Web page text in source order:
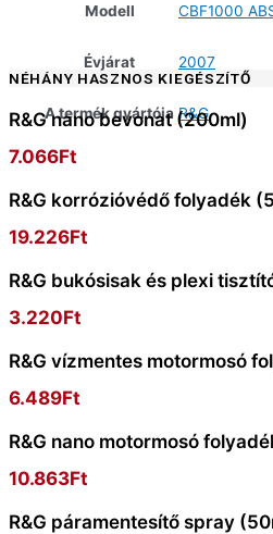
Modell CBF1000
Évjárat 2007
A termék gyártója R&G
NÉHÁNY HASZNOS KIEGÉSZÍTŐ
R&G nano bevonat (200ml)
7.066Ft
R&G korrózióvédő folyadék
19.226Ft
R&G bukósisak és plexi
3.220Ft
R&G vízmentes motormosó
6.489Ft
R&G nano motormosó
10.863Ft
R&G páramentesítő spray